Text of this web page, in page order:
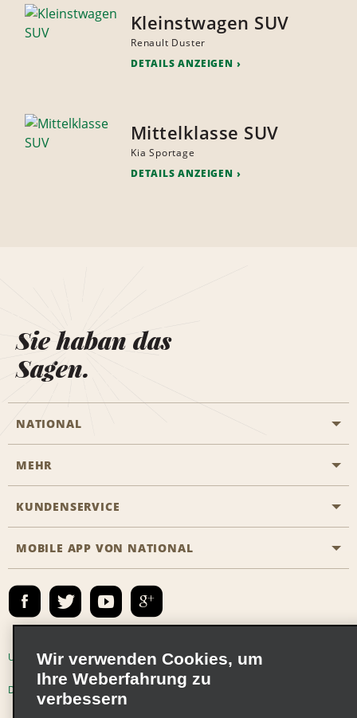
Kleinstwagen SUV
Renault Duster
DETAILS ANZEIGEN
Mittelklasse SUV
Kia Sportage
DETAILS ANZEIGEN
Sie haban das
Sagen.
NATIONAL
Eine Reservierung vornehmen
Das Business Rental Programm
Emerald Club Anmelden
MEHR
Karriere
KUNDENSERVICE
Barrierefreiheit
Kontakt
E-Mail anmelden
MOBILE APP VON NATIONAL
Unternehmensinformationen Nutzungsbedingungen
Datenschutzrichtlinie Cookie-Richtlinie
Wir verwenden Cookies, um
Ihre Weberfahrung zu
verbessern